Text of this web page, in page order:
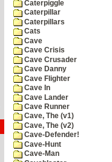
Caterpiggle
Caterpillar
Caterpillars
Cats
Cave
Cave Crisis
Cave Crusader
Cave Danny
Cave Flighter
Cave In
Cave Lander
Cave Runner
Cave, The (v1)
Cave, The (v2)
Cave-Defender!
Cave-Hunt
Cave-Man